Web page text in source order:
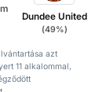
Dundee United
(49%)
azt
11 alkalommal,